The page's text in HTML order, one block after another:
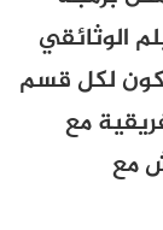
الوثائقي
لكل قسم
مع
مع